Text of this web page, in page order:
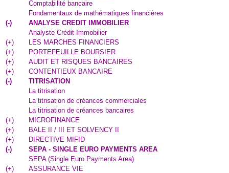
Comptabilité bancaire
Fondamentaux de mathématiques financières
(-)
ANALYSE CREDIT IMMOBILIER
Analyste Crédit Immobilier
(+)
LES MARCHES FINANCIERS
(+)
PORTEFEUILLE BOURSIER
(+)
AUDIT ET RISQUES BANCAIRES
(+)
CONTENTIEUX BANCAIRE
(-)
TITRISATION
La titrisation
La titrisation de créances commerciales
La titrisation de créances bancaires
(+)
MICROFINANCE
(+)
BALE II / III ET SOLVENCY II
(+)
DIRECTIVE MIFID
(-)
SEPA - SINGLE EURO PAYMENTS AREA
SEPA (Single Euro Payments Area)
(+)
ASSURANCE VIE